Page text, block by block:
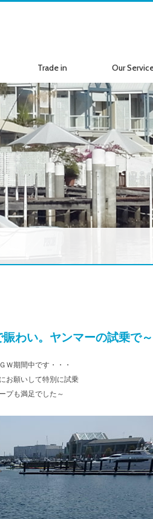
Trade in
ボートの買取
Our
サービス案
わい。ヤンマーの試乗で
Ｗ期間中です・・・
お願いして特別に試乗
プも満足でした～